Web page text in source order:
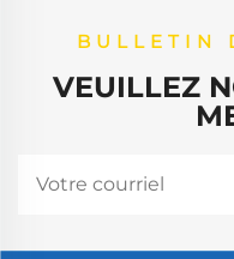
BULLETIN
VEUILLEZ